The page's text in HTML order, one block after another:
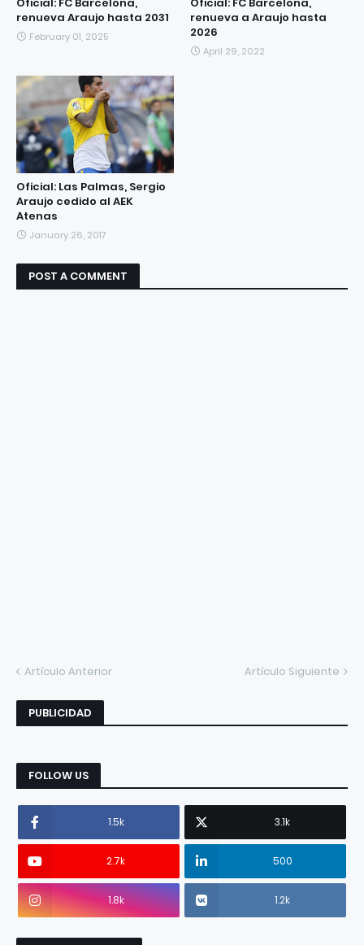
renueva Araujo hasta 2031
February 01, 2025
renueva a Araujo hasta
2026
April 29, 2022
Oficial: Las Palmas, Sergio
Araujo cedido al AEK
Atenas
January 26, 2017
POST A COMMENT
Artículo Anterior Artículo Siguiente
PUBLICIDAD
FOLLOW US
1.5k 3.1k
2.7k 500
1.8k 1.2k